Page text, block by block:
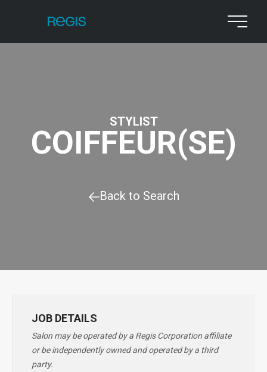
STYLIST
COIFFEUR(SE)
Back to Search
JOB DETAILS
Salon may be operated by a Regis Corporation affiliate
or be independently owned and operated by a third
party.